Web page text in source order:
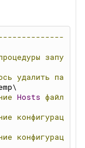
запу
удалить
па
Hosts файл
конфигурац
конфигурац